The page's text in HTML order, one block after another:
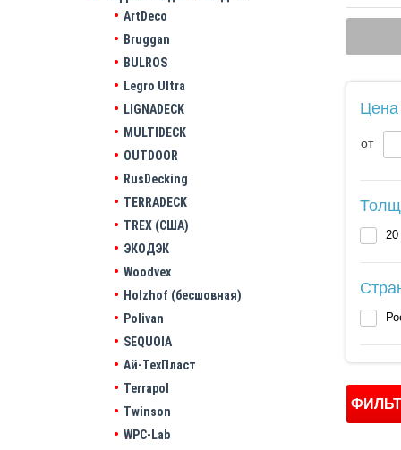
Цена
от
20
ArtDeco
Bruggan
BULROS
Legro Ultra
LIGNADECK
MULTIDECK
OUTDOOR
RusDecking
TERRADECK
TREX (США)
ЭКОДЭК
Woodvex
Holzhof (бесшовная)
Polivan
SEQUOIA
Ай-ТехПласт
Terrapol
Twinson
WPC-Lab